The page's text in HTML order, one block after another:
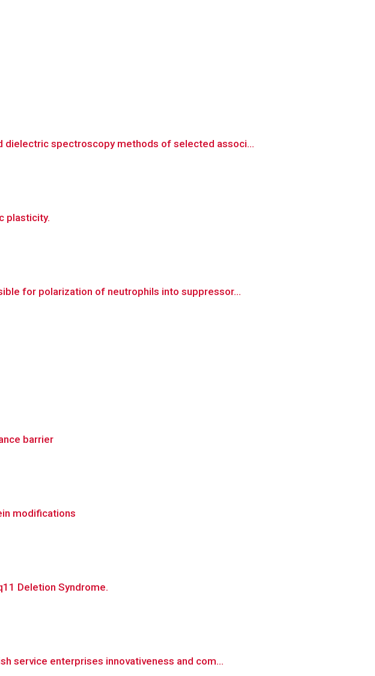
dielectric spectroscopy methods of selected associ...
plasticity.
for polarization of neutrophils into suppressor...
barrier
modifications
Deletion Syndrome.
service enterprises innovativeness and com...